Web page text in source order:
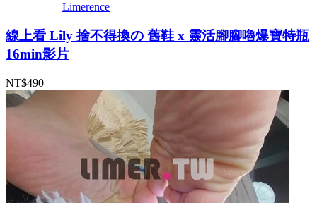
Limerence
線上看 Lily 捨不得換の 舊鞋 x 靈活腳腳嚕爆寶特瓶
16min影片
NT$490